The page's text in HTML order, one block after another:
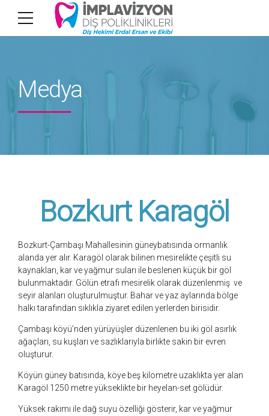
Medya
Bozkurt Karagöl
Bozkurt-Çambaşı Mahallesinin güneybatısında ormanlık
alanda yer alır. Karagöl olarak bilinen mesirelikte çeşitli su
kaynakları, kar ve yağmur suları ile beslenen küçük bir göl
bulunmaktadır. Gölün etrafı mesirelik olarak düzenlenmiş ve
seyir alanları oluşturulmuştur. Bahar ve yaz aylarında bölge
halkı tarafından sıklıkla ziyaret edilen yerlerden birisidir.
Çambaşı köyü’nden yürüyüşler düzenlenen bu iki göl asırlık
ağaçları, su kuşları ve sazlıklarıyla birlikte sakin bir evren
oluşturur.
Köyün güney batısında, köye beş kilometre uzaklıkta yer alan
Karagöl 1250 metre yükseklikte bir heyelan-set gölüdür.
Yüksek rakımı ile dağ suyu özelliği gösterir, kar ve yağmur